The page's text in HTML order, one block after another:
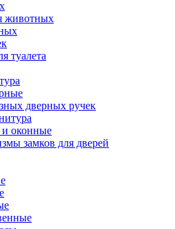
животных
туалета
дверных ручек
оконные
замков для дверей